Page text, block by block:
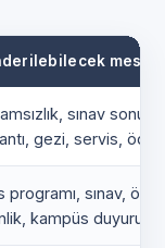
sınav
gezi, servis,
programı, sınav,
kampüs duyurusu